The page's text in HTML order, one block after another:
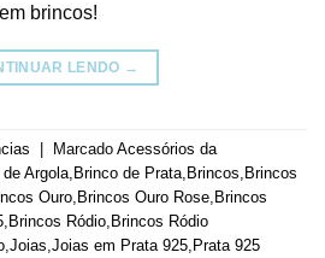
brincos!
LENDO →
Marcado Acessórios da
de Argola Brinco de Prata Brincos Brincos
Ouro Brincos Ouro Rose Brincos
Brincos Ródio Brincos Ródio
Joias Joias em Prata 925 Prata 925